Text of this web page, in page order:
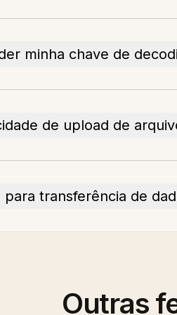
minha chave de
de upload de
transferência de
Outras